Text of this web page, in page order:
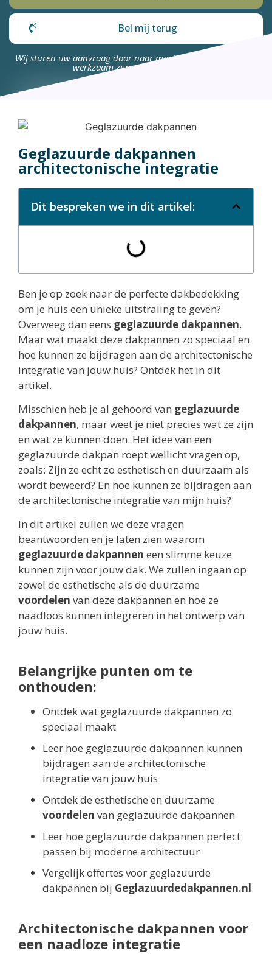
Bel mij terug
Wij sturen uw aanvraag door naar maximaal 4 bedrijven die
werkzaam zijn in uw omgeving.
Geglazuurde dakpannen
architectonische integratie
Dit bespreken we in dit artikel:
Ben je op zoek naar de perfecte dakbedekking
om je huis een unieke uitstraling te geven?
Overweeg dan eens geglazuurde dakpannen.
Maar wat maakt deze dakpannen zo speciaal en
hoe kunnen ze bijdragen aan de architectonische
integratie van jouw huis? Ontdek het in dit
artikel.
Misschien heb je al gehoord van geglazuurde
dakpannen, maar weet je niet precies wat ze zijn
en wat ze kunnen doen. Het idee van een
geglazuurde dakpan roept wellicht vragen op,
zoals: Zijn ze echt zo esthetisch en duurzaam als
wordt beweerd? En hoe kunnen ze bijdragen aan
de architectonische integratie van mijn huis?
In dit artikel zullen we deze vragen
beantwoorden en je laten zien waarom
geglazuurde dakpannen een slimme keuze
kunnen zijn voor jouw dak. We zullen ingaan op
zowel de esthetische als de duurzame
voordelen van deze dakpannen en hoe ze
naadloos kunnen integreren in het ontwerp van
jouw huis.
Belangrijke punten om te
onthouden:
Ontdek wat geglazuurde dakpannen zo
speciaal maakt
Leer hoe geglazuurde dakpannen kunnen
bijdragen aan de architectonische
integratie van jouw huis
Ontdek de esthetische en duurzame
voordelen van geglazuurde dakpannen
Leer hoe geglazuurde dakpannen perfect
passen bij moderne architectuur
Vergelijk offertes voor geglazuurde
dakpannen bij Geglazuurdedakpannen.nl
Architectonische dakpannen voor
een naadloze integratie